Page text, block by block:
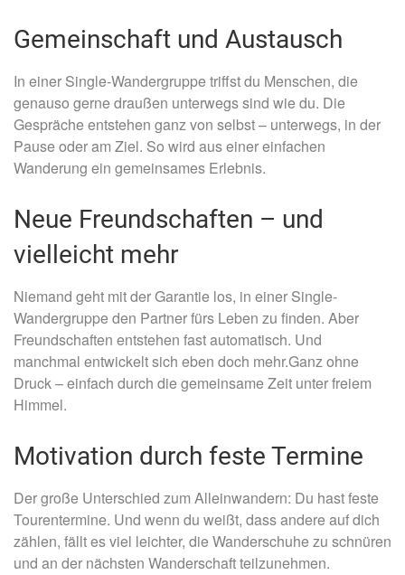
Gemeinschaft und Austausch
In einer Single-Wandergruppe triffst du Menschen, die
genauso gerne draußen unterwegs sind wie du. Die
Gespräche entstehen ganz von selbst – unterwegs, in der
Pause oder am Ziel. So wird aus einer einfachen
Wanderung ein gemeinsames Erlebnis.
Neue Freundschaften – und
vielleicht mehr
Niemand geht mit der Garantie los, in einer Single-
Wandergruppe den Partner fürs Leben zu finden. Aber
Freundschaften entstehen fast automatisch. Und
manchmal entwickelt sich eben doch mehr.Ganz ohne
Druck – einfach durch die gemeinsame Zeit unter freiem
Himmel.
Motivation durch feste Termine
Der große Unterschied zum Alleinwandern: Du hast feste
Tourentermine. Und wenn du weißt, dass andere auf dich
zählen, fällt es viel leichter, die Wanderschuhe zu schnüren
und an der nächsten Wanderschaft teilzunehmen.